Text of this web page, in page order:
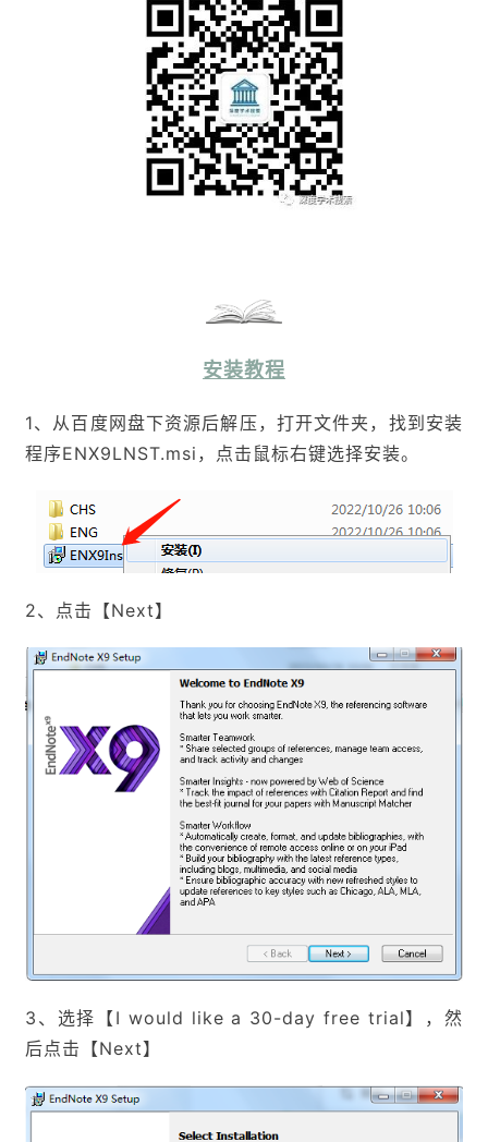
安装教程
1、从百度网盘下资源后解压，打开文件夹，找到安装
程序ENX9LNST.msi，点击鼠标右键选择安装。
2、点击【Next】
3、选择【I would like a 30-day free trial】，然
后点击【Next】